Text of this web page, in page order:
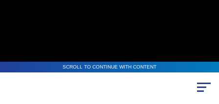
SCROLL TO CONTINUE WITH CONTENT